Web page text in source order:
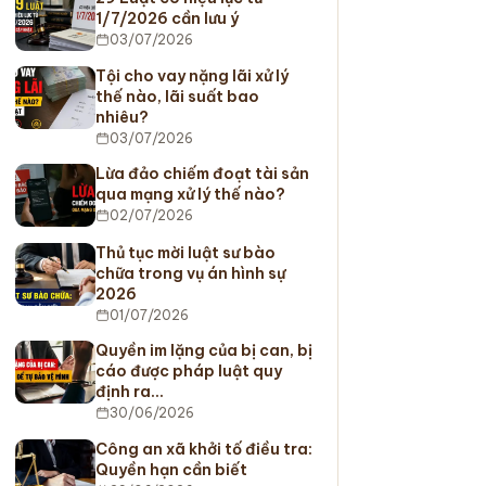
1/7/2026 cần lưu ý
03/07/2026
Tội cho vay nặng lãi xử lý
thế nào, lãi suất bao
nhiêu?
03/07/2026
Lừa đảo chiếm đoạt tài sản
qua mạng xử lý thế nào?
02/07/2026
Thủ tục mời luật sư bào
chữa trong vụ án hình sự
2026
01/07/2026
Quyền im lặng của bị can, bị
cáo được pháp luật quy
định ra…
30/06/2026
Công an xã khởi tố điều tra:
Quyền hạn cần biết